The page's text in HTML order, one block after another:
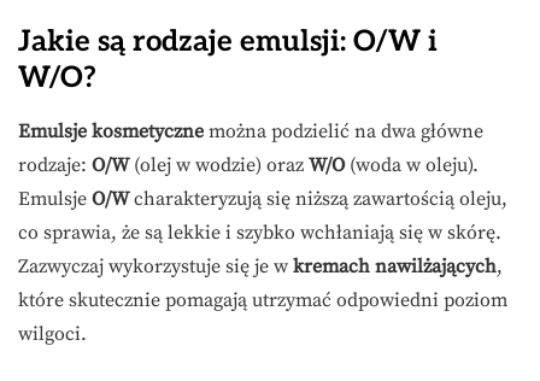
Jakie są rodzaje emulsji: O/W i
W/O?
Emulsje kosmetyczne można podzielić na dwa główne
rodzaje: O/W(olej w wodzie) oraz W/O(woda w oleju).
Emulsje O/Wcharakteryzują się niższą zawartością oleju,
co sprawia, że są lekkie i szybko wchłaniają się w skórę.
Zazwyczaj wykorzystuje się je w kremach nawilżających,
które skutecznie pomagają utrzymać odpowiedni poziom
wilgoci.